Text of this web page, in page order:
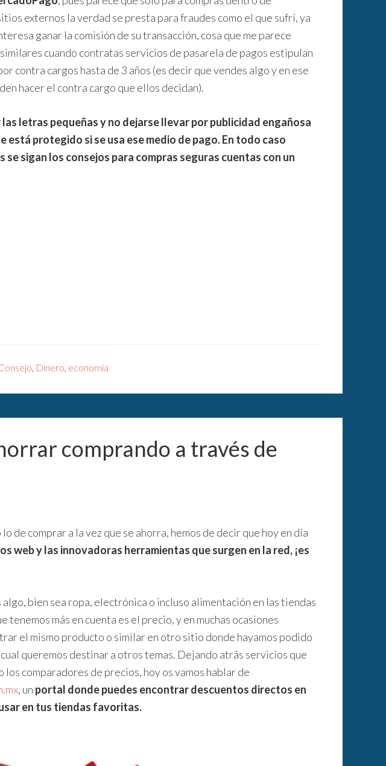
externos la verdad se presta para fraudes como el que sufrí, ya
ganar la comisión de su transacción, cosa que me parece
cuando contratas servicios de pasarela de pagos estipulan
contra cargos hasta de 3 años (es decir que vendes algo y en ese
hacer el contra cargo que ellos decidan).
las letras pequeñas y no dejarse llevar por publicidad engañosa
está protegido si se usa ese medio de pago. En todo caso
se sigan los consejos para compras seguras cuentas con un
, Dinero, economía
comprando a través de
de comprar a la vez que se ahorra, hemos de decir que hoy en día
web y las innovadoras herramientas que surgen en la red, ¡es
algo, bien sea ropa, electrónica o incluso alimentación en las tiendas
tenemos más en cuenta es el precio, y en muchas ocasiones
el mismo producto o similar en otro sitio donde hayamos podido
queremos destinar a otros temas. Dejando atrás servicios que
los comparadores de precios, hoy os vamos hablar de
, un portal donde puedes encontrar descuentos directos en
en tus tiendas favoritas.